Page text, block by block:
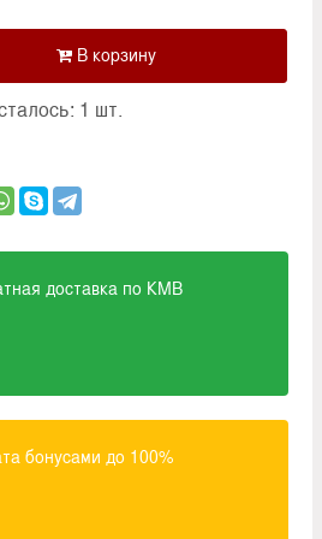
1 шт.
доставка по КМВ
бонусами до 100%